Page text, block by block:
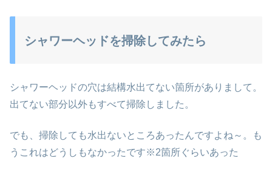
シャワーヘッドを掃除してみたら
シャワーヘッドの穴は結構水出てない箇所がありまして。
出てない部分以外もすべて掃除しました。
でも、掃除しても水出ないところあったんですよね～。も
うこれはどうしもなかったです※2箇所ぐらいあった